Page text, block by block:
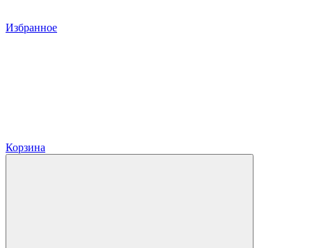
Избранное
Корзина